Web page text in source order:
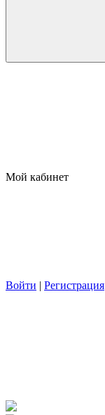
Мой кабинет
Войти | Регистрация